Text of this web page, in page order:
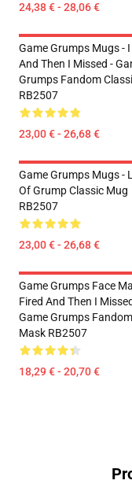
24,38 € - 28,06 €
Game Grumps Mugs -
And Then I Missed -
Grumps Fandom
RB2507
23,00 € - 26,68 €
Game Grumps Mugs -
Of Grump Classic Mug
RB2507
23,00 € - 26,68 €
Game Grumps Face
Fired And Then I
Game Grumps
Mask RB2507
18,29 € - 20,70 €